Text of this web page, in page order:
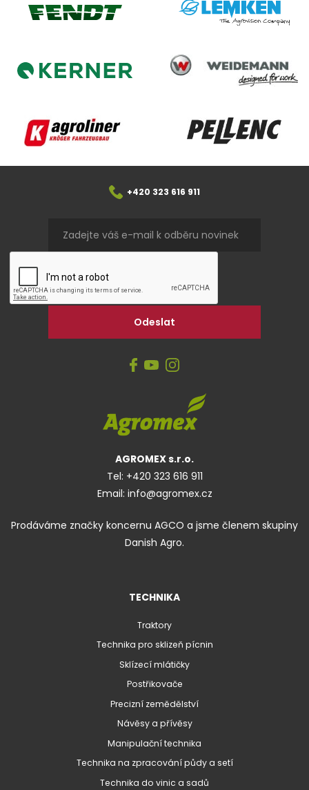
Fendt Lemken
Kerner
Weidemann
Agroliner Pellenc
+420 323 616 911
AGROMEX s.r.o.
Tel: +420 323 616 911
Email: info@agromex.cz
Prodáváme značky koncernu AGCO a jsme členem skupiny
Danish Agro.
TECHNIKA
Traktory
Technika pro sklizeň pícnin
Sklízecí mlátičky
Postřikovače
Precizní zemědělství
Návěsy a přívěsy
Manipulační technika
Technika na zpracování půdy a setí
Technika do vinic a sadů